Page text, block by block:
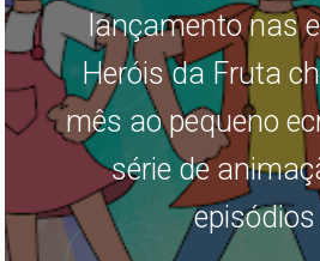
lançamento nas
Heróis da Fruta
mês ao pequeno
série de
episódios